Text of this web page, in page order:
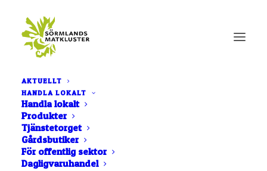
AKTUELLT
HANDLA LOKALT
Handla lokalt
Produkter
Tjänstetorget
Gårdsbutiker
För offentlig sektor
Dagligvaruhandel
Glömt lösenordet
Glömt ditt lösenord? Ange ditt användarnamn eller din e-